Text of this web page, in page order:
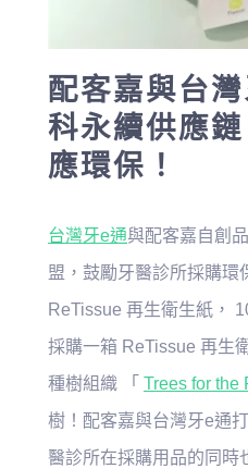
配客嘉與台
科永續供應
應環保！
台灣牙e通與配客嘉自創
盟，鼓勵牙醫診所採購環
ReTissue 再生衛生紙，
採購一箱 ReTissue 再生
種樹組織 「 Trees for the
樹！配客嘉與台灣牙e通
醫診所在採購用品的同時